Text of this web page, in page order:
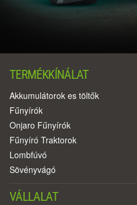
TERMÉKKÍNÁLAT
Akkumulátorok es töltők
Fűnyírók
Onjaro Fűnyírók
Fűnyíró Traktorok
Lombfúvó
Sövényvágó
VÁLLALAT